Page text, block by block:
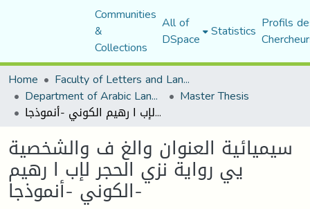
Communities
&
Collections
All of
DSpace Statistics Profils
Home
Faculty of Letters and Languages
Department of Arabic Language and Literature Master Thesis
سيميائية العنوان والغ ف والشخصية يي رواية نزي الحجر لإب ا رهيم الكوني -أنموذجا-
سيميائية العنوان والغ ف والشخصية
يي رواية نزي الحجر لإب ا رهيم
الكوني -أنموذجا-